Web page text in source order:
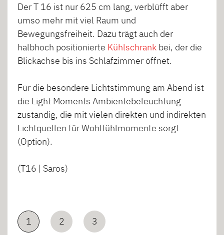
Der T 16 ist nur 625 cm lang, verblüfft aber
umso mehr mit viel Raum und
Bewegungsfreiheit. Dazu trägt auch der
halbhoch positionierte Kühlschrank bei, der die
Blickachse bis ins Schlafzimmer öffnet.
Für die besondere Lichtstimmung am Abend ist
die Light Moments Ambientebeleuchtung
zuständig, die mit vielen direkten und indirekten
Lichtquellen für Wohlfühlmomente sorgt
(Option).
(T16 | Saros)
1 2 3